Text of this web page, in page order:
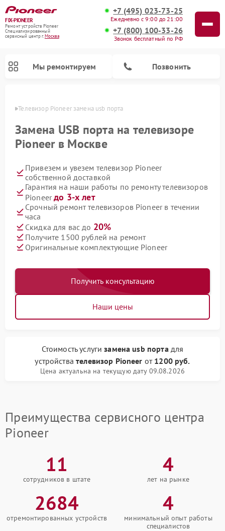
FIX-PIONEER
Ремонт устройств Pioneer
Специализированный
cервисный центр г.Москва
+7 (495) 023-73-25
Ежедневно с 9:00 до 21:00
+7 (800) 100-33-26
Звонок бесплатный по РФ
Мы ремонтируем Позвонить
Телевизор Pioneer замена usb порта
Замена USB порта на телевизоре
Pioneer в Москве
Привезем и увезем телевизор Pioneer
собственной доставкой
Гарантия на наши работы по ремонту телевизоров
Pioneerдо 3-х лет
Срочный ремонт телевизоров Pioneer в течении
часа
Скидка для вас до 20%
Получите 1500 рублей на ремонт
Оригинальные комплектующие Pioneer
Получить консультацию
Наши цены
Стоимость услугизамена usb портадля
устройствателевизор Pioneer от 1200 руб.
Цена актуальна на текущую дату 09.08.2026
Преимущества сервисного центра
Pioneer
11
сотрудников в штате
4
лет на рынке
2684
отремонтированных устройств
4
минимальный опыт работы
специалистов